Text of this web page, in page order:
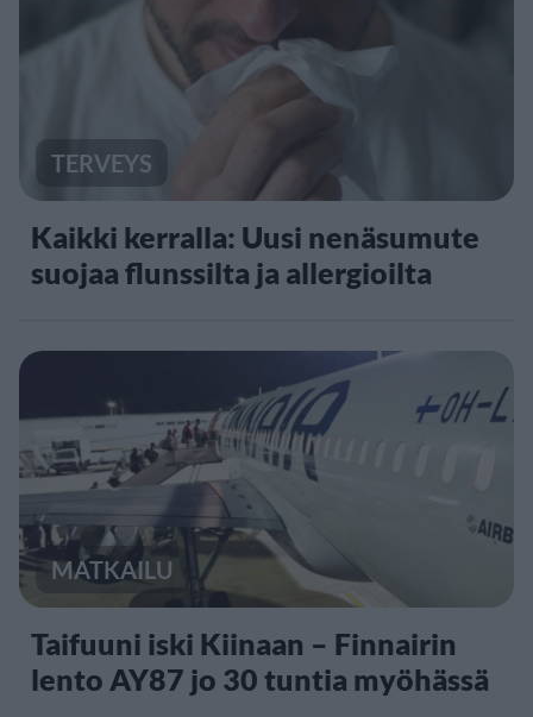
TERVEYS
Kaikki kerralla: Uusi nenäsumute
suojaa flunssilta ja allergioilta
MATKAILU
Taifuuni iski Kiinaan – Finnairin
lento AY87 jo 30 tuntia myöhässä